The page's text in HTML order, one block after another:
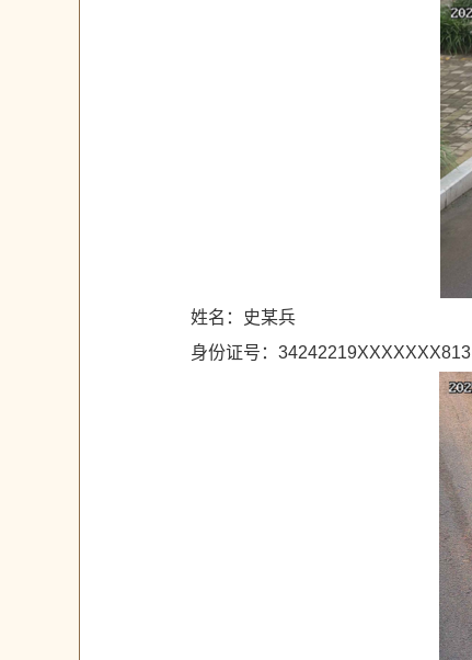
姓名：史某兵
身份证号：34242219XXXXXXX813